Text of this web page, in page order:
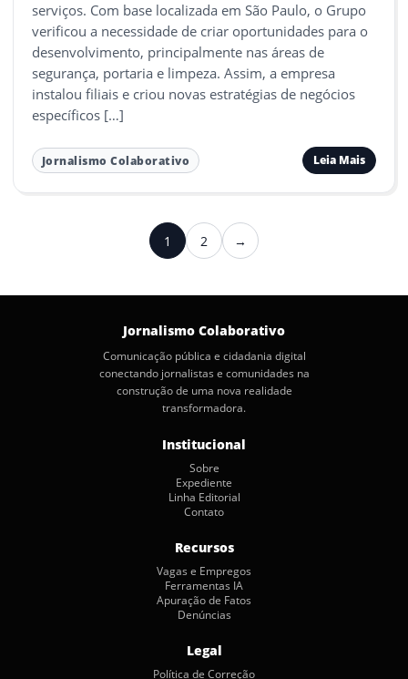
serviços. Com base localizada em São Paulo, o Grupo
verificou a necessidade de criar oportunidades para o
desenvolvimento, principalmente nas áreas de
segurança, portaria e limpeza. Assim, a empresa
instalou filiais e criou novas estratégias de negócios
específicos […]
Jornalismo Colaborativo Leia Mais
1 2 →Próximo
Jornalismo Colaborativo
Comunicação pública e cidadania digital
conectando jornalistas e comunidades na
construção de uma nova realidade
transformadora.
Institucional
Sobre
Expediente
Linha Editorial
Contato
Recursos
Vagas e Empregos
Ferramentas IA
Apuração de Fatos
Denúncias
Legal
Política de Correção